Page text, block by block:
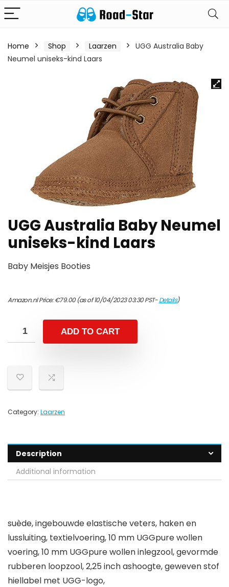
Home Shop Laarzen
UGG Australia Baby
Neumel uniseks-kind Laars
UGG Australia Baby Neumel
uniseks-kind Laars
Baby Meisjes Booties
Amazon.nl Price:€79.00(as of 10/04/2023 03:30 PST-Details)
ADD TO CART
Category: Laarzen
Description
Additional information
suède, ingebouwde elastische veters, haken en
lussluiting, textielvoering, 10 mm UGGpure wollen
voering, 10 mm UGGpure wollen inlegzool, gevormde
rubberen loopzool, 2,25 inch ashoogte, geweven stof
hiellabel met UGG-logo,